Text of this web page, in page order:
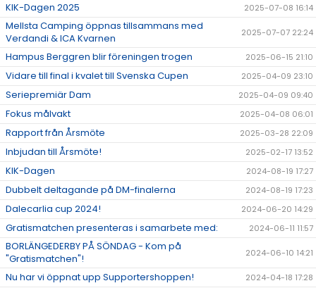
KIK-Dagen 2025 2025-07-08 16:14
Mellsta Camping öppnas tillsammans med
Verdandi & ICA Kvarnen
2025-07-07 22:24
Hampus Berggren blir föreningen trogen 2025-06-15 21:10
Vidare till final i kvalet till Svenska Cupen 2025-04-09 23:10
Seriepremiär Dam 2025-04-09 09:40
Fokus målvakt 2025-04-08 06:01
Rapport från Årsmöte 2025-03-28 22:09
Inbjudan till Årsmöte! 2025-02-17 13:52
KIK-Dagen 2024-08-19 17:27
Dubbelt deltagande på DM-finalerna 2024-08-19 17:23
Dalecarlia cup 2024! 2024-06-20 14:29
Gratismatchen presenteras i samarbete med: 2024-06-11 11:57
BORLÄNGEDERBY PÅ SÖNDAG - Kom på
"Gratismatchen"!
2024-06-10 14:21
Nu har vi öppnat upp Supportershoppen! 2024-04-18 17:28